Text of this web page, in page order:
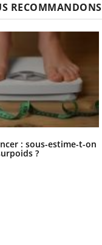
RECOMMANDONS
: sous-estime-t-on
?